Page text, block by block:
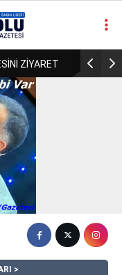
ZİYARET ULGAR